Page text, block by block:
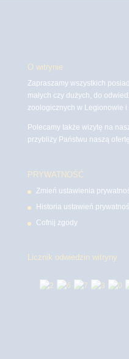
O witrynie
Zapraszamy wszystkich
małych czy dużych, do
zoologicznych w Legionowie
Polecamy także wizytę na
przybliży Państwu naszą
PRYWATNOŚĆ
Zmień ustawienia
Historia ustawień
Cofnij zgody
Licznik odwiedzin witryny